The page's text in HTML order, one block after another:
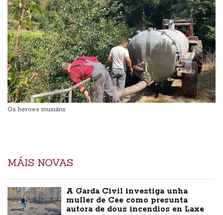
Os heroes muxiáns
MÁIS NOVAS
A Garda Civil investiga unha
muller de Cee como presunta
autora de dous incendios en Laxe